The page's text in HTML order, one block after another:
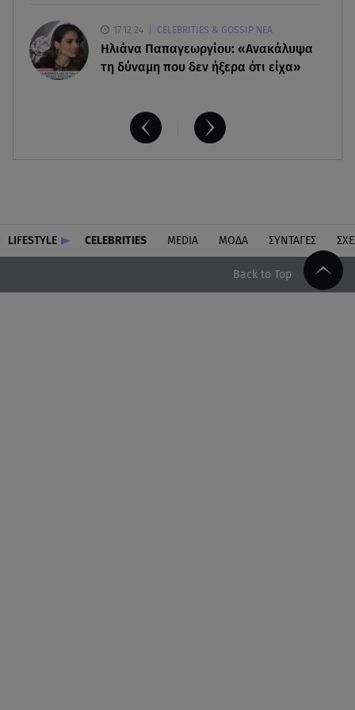
17.12.24 CELEBRITIES & GOSSIP ΝΕΑ
Ηλιάνα Παπαγεωργίου: «Ανακάλυψα
τη δύναμη που δεν ήξερα ότι είχα»
LIFESTYLE CELEBRITIES MEDIA ΜΟΔΑ ΣΥΝΤΑΓΕΣ
Back to Top